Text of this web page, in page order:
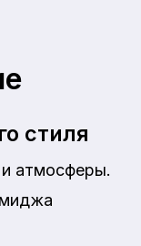
стиля
атмосферы.